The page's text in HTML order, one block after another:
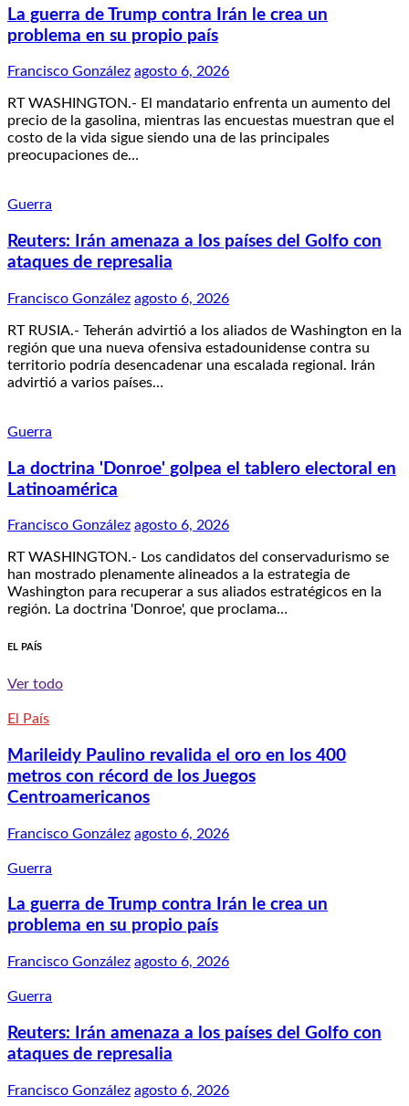
La guerra de Trump contra Irán le crea un
problema en su propio país
Francisco González agosto 6, 2026
RT WASHINGTON.- El mandatario enfrenta un aumento del
precio de la gasolina, mientras las encuestas muestran que el
costo de la vida sigue siendo una de las principales
preocupaciones de…
Guerra
Reuters: Irán amenaza a los países del Golfo con
ataques de represalia
Francisco González agosto 6, 2026
RT RUSIA.- Teherán advirtió a los aliados de Washington en la
región que una nueva ofensiva estadounidense contra su
territorio podría desencadenar una escalada regional. Irán
advirtió a varios países…
Guerra
La doctrina 'Donroe' golpea el tablero electoral en
Latinoamérica
Francisco González agosto 6, 2026
RT WASHINGTON.- Los candidatos del conservadurismo se
han mostrado plenamente alineados a la estrategia de
Washington para recuperar a sus aliados estratégicos en la
región. La doctrina 'Donroe', que proclama…
EL PAÍS
Ver todo
El País
Marileidy Paulino revalida el oro en los 400
metros con récord de los Juegos
Centroamericanos
Francisco González agosto 6, 2026
Guerra
La guerra de Trump contra Irán le crea un
problema en su propio país
Francisco González agosto 6, 2026
Guerra
Reuters: Irán amenaza a los países del Golfo con
ataques de represalia
Francisco González agosto 6, 2026